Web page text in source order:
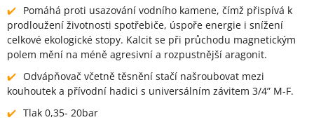
Pomáhá proti usazování vodního kamene, čímž přispívá k
prodloužení životnosti spotřebiče, úspoře energie i snížení
celkové ekologické stopy. Kalcit se při průchodu magnetickým
polem mění na méně agresivní a rozpustnější aragonit.
Odvápňovač včetně těsnění stačí našroubovat mezi
kouhoutek a přívodní hadici s universálním závitem 3/4” M-F.
Tlak 0,35- 20bar